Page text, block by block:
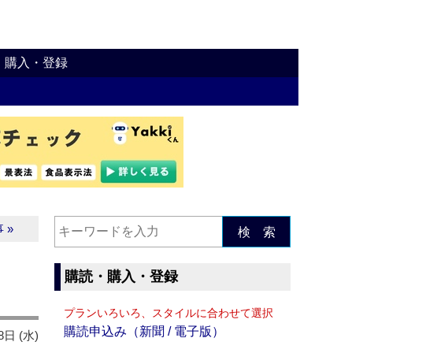
購入・登録
»
日 (水)
検 索
購読・購入・登録
プランいろいろ、スタイルに合わせて選択
購読申込み（新聞 / 電子版）